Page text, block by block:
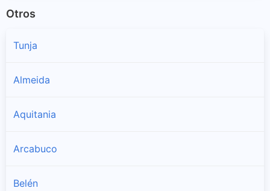
Otros
Tunja
Almeida
Aquitania
Arcabuco
Belén